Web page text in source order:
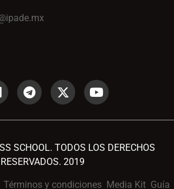
SCHOOL. TODOS LOS DERECHOS
RESERVADOS. 2019
Términos y condiciones Media Kit Guía